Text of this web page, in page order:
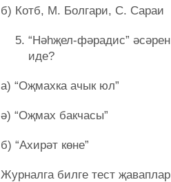
б) Котб, М. Болгари, С. Сараи
“Нәһҗел-фәрадис”
иде?
а) “Оҗмахка ачык юл”
ә) “Оҗмах бакчасы”
б) “Ахирәт көне”
Журналга билге тест